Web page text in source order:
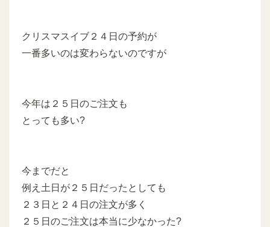
クリスマスイブ２４日の予約が
一番多いのは変わらないのですが
今年は２５日のご注文も
とっても多い?
今までだと
例え土日が２５日だったとしても
２３日と２４日の注文が多く
２５日のご注文は本当に少なかった?